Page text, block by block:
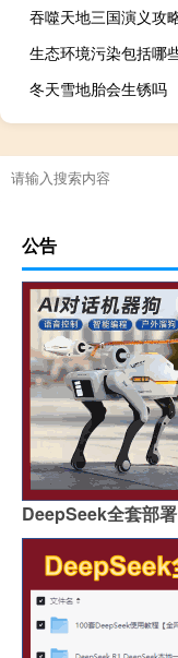
吞噬天地三国演义攻
冬天雪地胎会生锈吗
公告
DeepSeek全套部